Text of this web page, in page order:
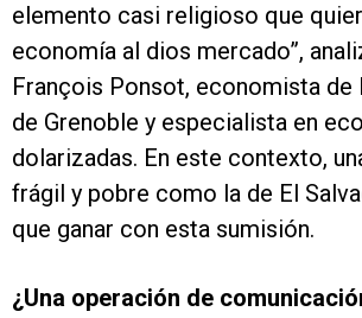
elemento casi religioso que
economía al dios mercado”,
François Ponsot, economista de
de Grenoble y especialista en
dolarizadas. En este contexto,
frágil y pobre como la de El
que ganar con esta sumisión.
¿Una operación de